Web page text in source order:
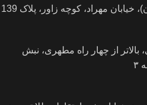
خیابان مهراد، کوچه زاور، پلاک 139
از چهار راه مطهری، نبش